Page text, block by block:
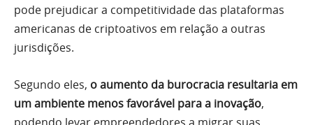
pode prejudicar a competitividade das plataformas
americanas de criptoativos em relação a outras
jurisdições.
Segundo eles, o aumento da burocracia resultaria em
um ambiente menos favorável para a inovação,